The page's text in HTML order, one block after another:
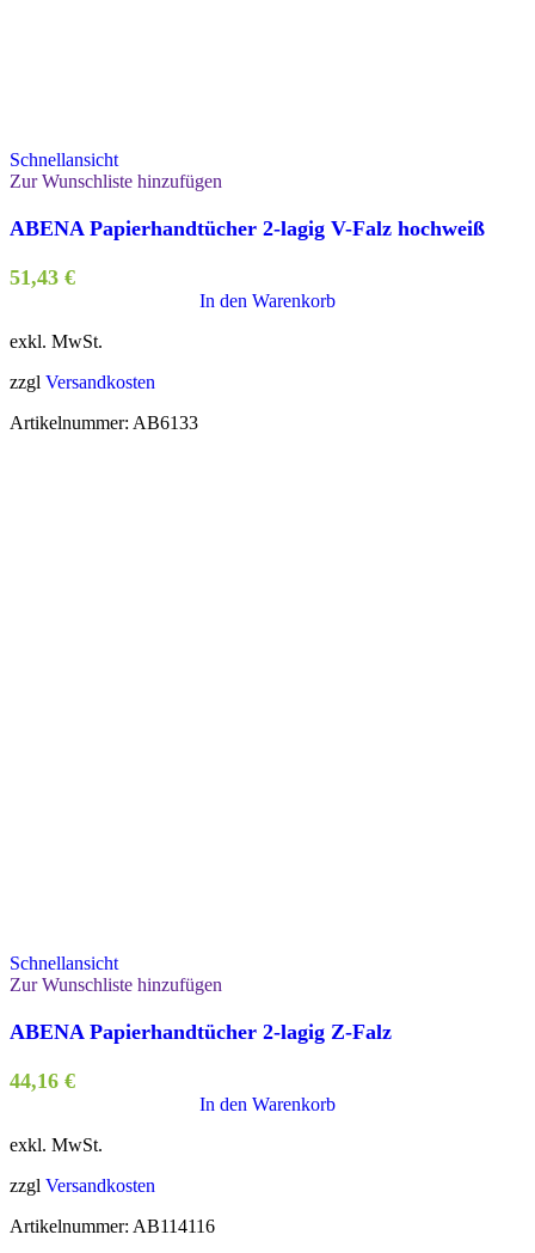
Schnellansicht
Zur Wunschliste hinzufügen
ABENA Papierhandtücher 2-lagig V-Falz hochweiß
51,43 €
In den Warenkorb
exkl. MwSt.
zzgl Versandkosten
Artikelnummer: AB6133
Schnellansicht
Zur Wunschliste hinzufügen
ABENA Papierhandtücher 2-lagig Z-Falz
44,16 €
In den Warenkorb
exkl. MwSt.
zzgl Versandkosten
Artikelnummer: AB114116